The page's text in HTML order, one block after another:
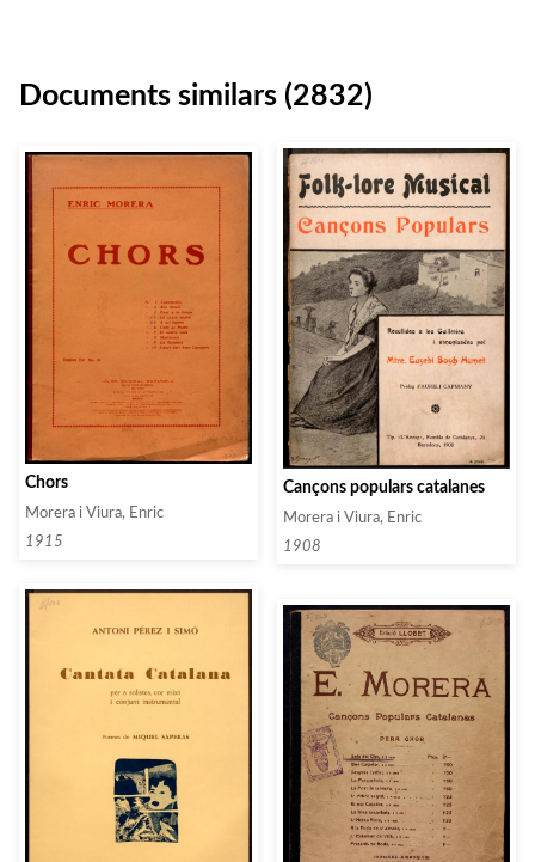
Documents similars (2832)
Chors
Morera i Viura, Enric
1915
Cançons populars catalanes
Morera i Viura, Enric
1908